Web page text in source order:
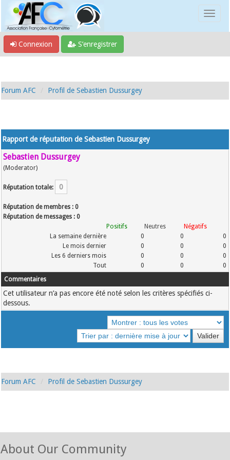
Connexion S’enregistrer
Forum AFC Profil de Sebastien Dussurgey
Rapport de réputation de Sebastien Dussurgey
Sebastien Dussurgey
(Moderator)
Réputation totale: 0
Réputation de membres : 0
Réputation de messages : 0
Positifs
Neutres
Négatifs
La semaine dernière
0 0
0
Le mois dernier
0 0
0
Les 6 derniers mois
0 0
0
Tout
0 0
0
Commentaires
Cet utilisateur n’a pas encore été noté selon les critères spécifiés ci-
dessous.
Forum AFC Profil de Sebastien Dussurgey
About Our Community